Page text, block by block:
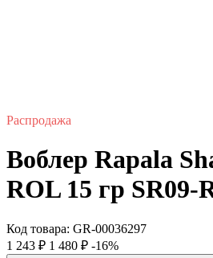
Распродажа
Воблер Rapala
ROL 15 гр SR09-
Код товара: GR-00036297
1 243 ₽ 1 480 ₽ -16%